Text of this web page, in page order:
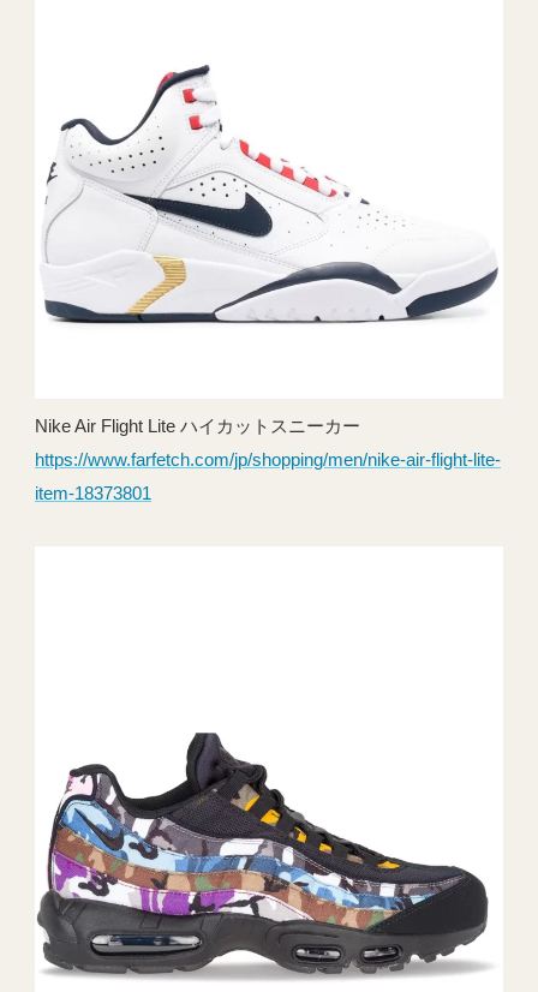
Nike Air Flight Lite ハイカットスニーカー
https://www.farfetch.com/jp/shopping/men/nike-air-flight-lite-
item-18373801